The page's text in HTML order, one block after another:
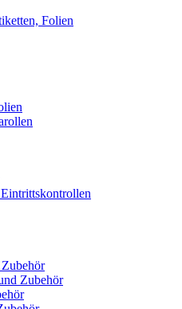
Folien
Zubehör